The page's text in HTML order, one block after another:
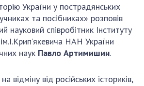
України у пострадянських
та посібниках» розповів
науковий співробітник Інституту
НАН України
наук Павло Артимишин.
відміну від російських істориків,